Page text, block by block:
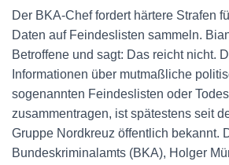
Der BKA-Chef fordert härtere Strafen
Daten auf Feindeslisten sammeln.
Betroffene und sagt: Das reicht nicht.
Informationen über mutmaßliche
sogenannten Feindeslisten oder
zusammentragen, ist spätestens seit
Gruppe Nordkreuz öffentlich bekannt.
Bundeskriminalamts (BKA), Holger